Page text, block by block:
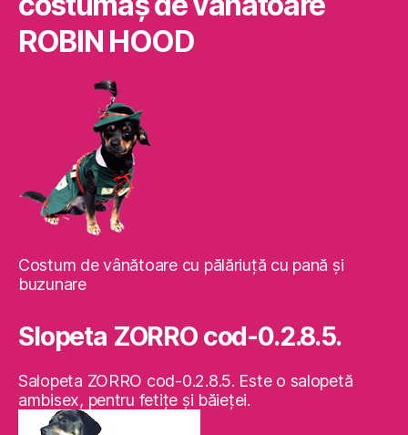
ROBIN HOOD
Costum de vânătoare cu pălăriuţă cu pană şi
buzunare
Slopeta ZORRO cod-0.2.8.5.
Salopeta ZORRO cod-0.2.8.5. Este o salopetă
ambisex, pentru fetiţe şi băieţei.